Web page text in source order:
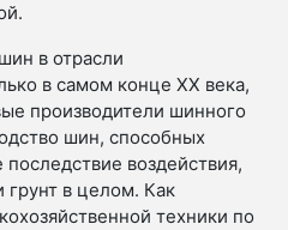
в отрасли
в самом конце XX века,
производители шинного
шин, способных
последствие воздействия,
грунт в целом. Как
техники по